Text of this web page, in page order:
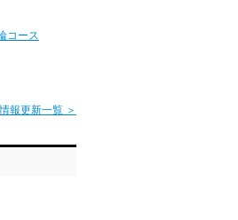
コース
情報更新一覧 ＞